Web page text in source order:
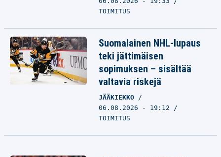
TOIMITUS
Suomalainen NHL-lupaus
teki jättimäisen
sopimuksen – sisältää
valtavia riskejä
JÄÄKIEKKO
06.08.2026 - 19:12
TOIMITUS